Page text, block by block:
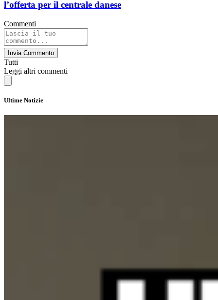
l’offerta per il centrale danese
Commenti
Invia Commento
Tutti
Leggi altri commenti
Ultime Notizie